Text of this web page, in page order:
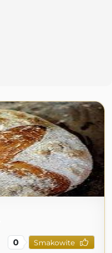
0 Smakowite